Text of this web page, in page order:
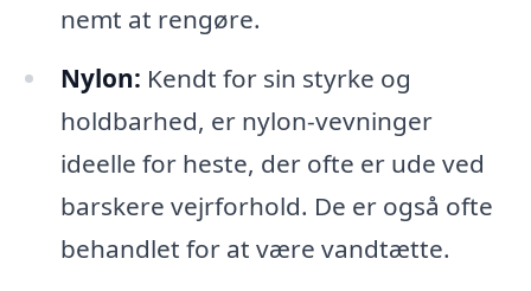
nemt at rengøre.
Nylon: Kendt for sin styrke og
holdbarhed, er nylon-vevninger
ideelle for heste, der ofte er ude ved
barskere vejrforhold. De er også ofte
behandlet for at være vandtætte.